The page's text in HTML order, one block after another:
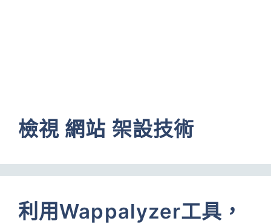
檢視 網站 架設技術
利用Wappalyzer工具，